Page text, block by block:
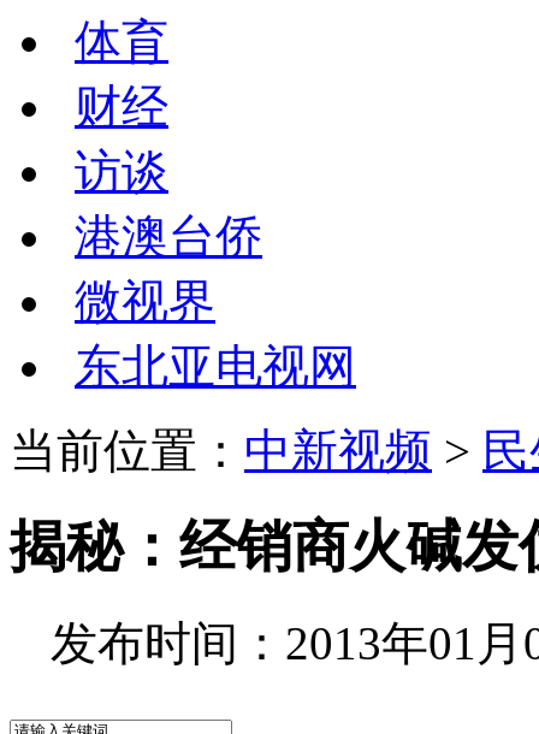
体育
财经
访谈
港澳台侨
微视界
东北亚电视网
当前位置： 中新视频 >
揭秘：经销商火碱
发布时间：2013年01月